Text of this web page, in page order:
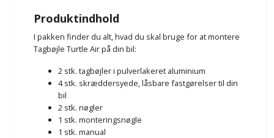
Produktindhold
I pakken finder du alt, hvad du skal bruge for at montere
Tagbøjle Turtle Air på din bil:
2 stk. tagbøjler i pulverlakeret aluminium
4 stk. skræddersyede, låsbare fastgørelser til din
bil
2 stk. nøgler
1 stk. monteringsnøgle
1 stk. manual